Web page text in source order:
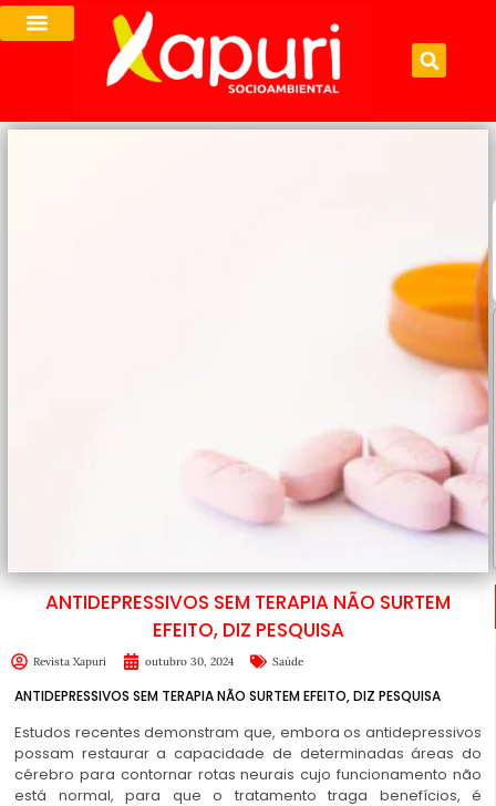
ANTIDEPRESSIVOS SEM TERAPIA NÃO SURTEM
EFEITO, DIZ PESQUISA
Revista Xapuri outubro 30, 2024 Saúde
ANTIDEPRESSIVOS SEM TERAPIA NÃO SURTEM EFEITO, DIZ PESQUISA
Estudos recentes demonstram que, embora os antidepressivos
possam restaurar a capacidade de determinadas áreas do
cérebro para contornar rotas neurais cujo funcionamento não
está normal, para que o tratamento traga benefícios, é